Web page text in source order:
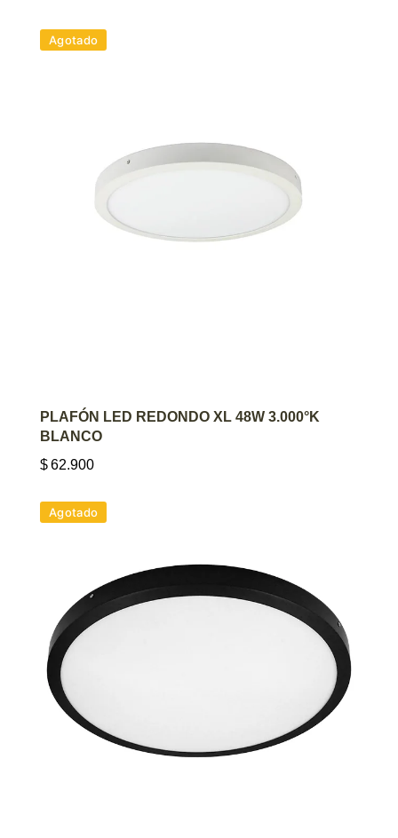
Agotado
AGREGAR AL CARRITO
PLAFÓN LED REDONDO XL 48W 3.000°K
BLANCO
$62.900
Agotado